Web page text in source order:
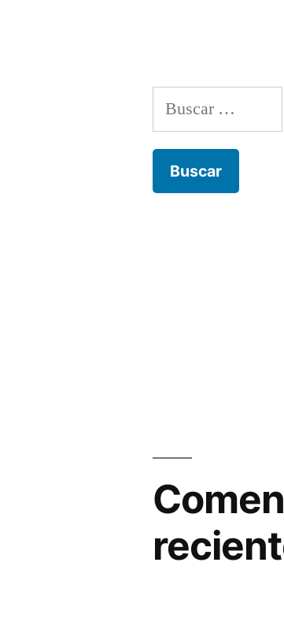
Buscar: